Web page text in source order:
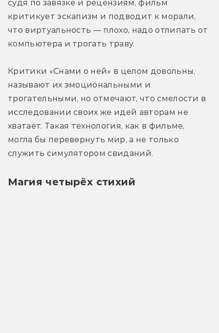
судя по завязке и рецензиям, фильм
критикует эскапизм и подводит к морали,
что виртуальность — плохо, надо отлипать от
компьютера и трогать траву.
Критики «Снами о ней» в целом довольны,
называют их эмоциональными и
трогательными, но отмечают, что смелости в
исследовании своих же идей авторам не
хватает. Такая технология, как в фильме,
могла бы перевернуть мир, а не только
служить симулятором свиданий.
Магия четырёх стихий